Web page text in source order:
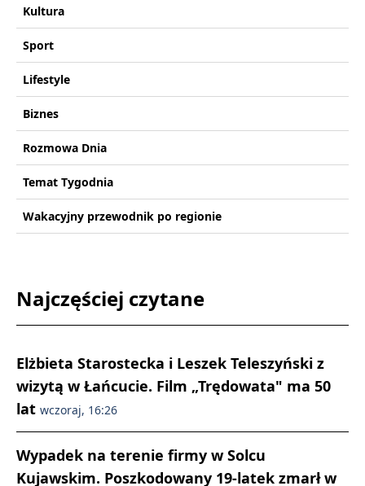
Kultura
Sport
Lifestyle
Biznes
Rozmowa Dnia
Temat Tygodnia
Wakacyjny przewodnik po regionie
Najczęściej czytane
Elżbieta Starostecka i Leszek Teleszyński z
wizytą w Łańcucie. Film „Trędowata" ma 50
lat wczoraj, 16:26
Wypadek na terenie firmy w Solcu
Kujawskim. Poszkodowany 19-latek zmarł w